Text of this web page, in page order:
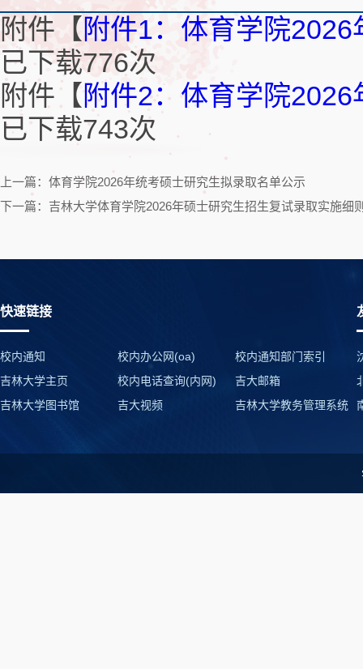
附件【 附件1：体育学院
已下载776次
附件【附件2：体育学院
已下载743次
上一篇：体育学院2026年统考硕士研究生拟录取名单公示
下一篇：吉林大学体育学院2026年硕士研究生招生复试录取实施细
快速链接
校内通知 校内办公网(oa)
校内通知部门索引
吉林大学主页
校内电话查询(内网)
吉大邮箱
吉林大学图书馆
吉大视频 吉林大学教务管理系统